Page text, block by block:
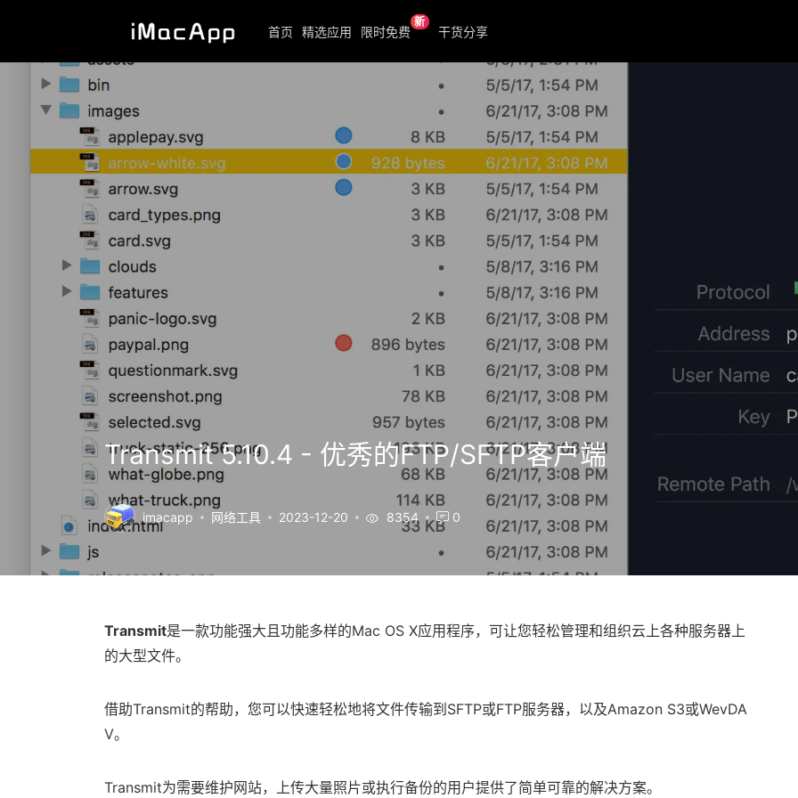
首页 精选应用 限时免费
新
干货分享
Transmit 5.10.4 - 优秀的FTP/SFTP客户端
imacapp 网络工具 2023-12-20 8354 0
Transmit是一款功能强大且功能多样的Mac OS X应用程序，可让您轻松管理和组织云上各种服务器上
的大型文件。
借助Transmit的帮助，您可以快速轻松地将文件传输到SFTP或FTP服务器，以及Amazon S3或WevDA
V。
Transmit为需要维护网站，上传大量照片或执行备份的用户提供了简单可靠的解决方案。